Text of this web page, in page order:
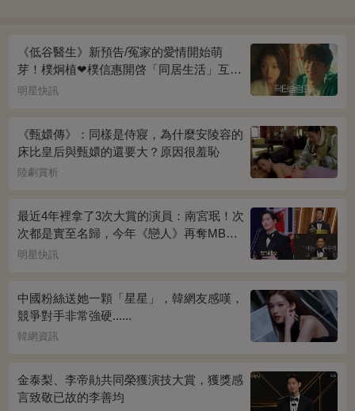
《低谷醫生》新預告/冤家的愛情開始萌
芽！樸炯植❤樸信惠開啓「同居生活」互相
共鳴、安慰~
明星快訊
《甄嬛傳》：同樣是侍寢，為什麼安陵容的
床比皇后與甄嬛的還要大？原因很羞恥
陸劇賞析
最近4年裡拿了3次大賞的演員：南宮珉！次
次都是實至名歸，今年《戀人》再奪MBC
演技大賞
明星快訊
中國粉絲送她一顆「星星」，韓網友感嘆，
競爭對手非常強硬......
韓網資訊
金泰梨、李帝勛共同榮獲演技大賞，獲獎感
言致敬已故的李善均